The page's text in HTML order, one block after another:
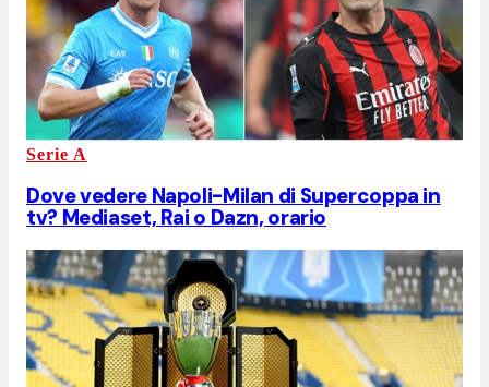
Serie A
Dove vedere Napoli-Milan di Supercoppa in
tv? Mediaset, Rai o Dazn, orario